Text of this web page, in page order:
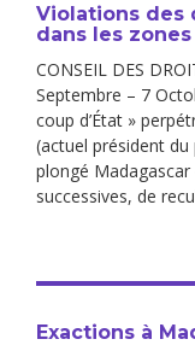
Violations des
dans les
CONSEIL DES
Septembre – 7
coup d’État »
(actuel président du
plongé
successives, de
Exactions à